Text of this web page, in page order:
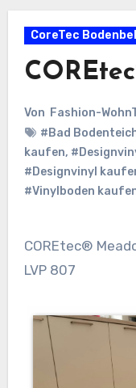
CoreTec
Von Fashion-
#Bad
kaufen,
#Designvinyl
#Vinylboden
COREtec® Meadow Naturals 1200 Series | 50
LVP 807